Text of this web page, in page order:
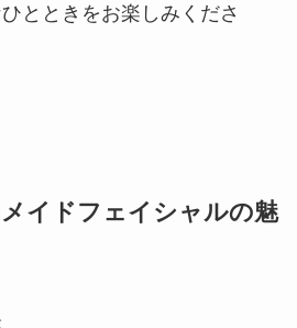
とときをお楽しみくださ
イドフェイシャルの魅